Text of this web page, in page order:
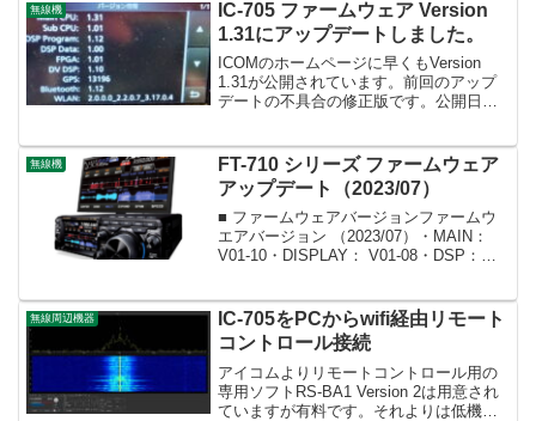
無線機
IC-705 ファームウェア Version
1.31にアップデートしました。
ICOMのホームページに早くもVersion
1.31が公開されています。前回のアップ
デートの不具合の修正版です。公開日
レピータモニター機能をO...
無線機
FT-710 シリーズ ファームウェア
アップデート（2023/07）
■ ファームウェアバージョンファームウ
エアバージョン （2023/07）・MAIN：
V01-10・DISPLAY： V01-08・DSP：
無線周辺機器
IC-705をPCからwifi経由リモート
コントロール接続
アイコムよりリモートコントロール用の
専用ソフトRS-BA1 Version 2は用意され
ていますが有料です。それよりは低機能